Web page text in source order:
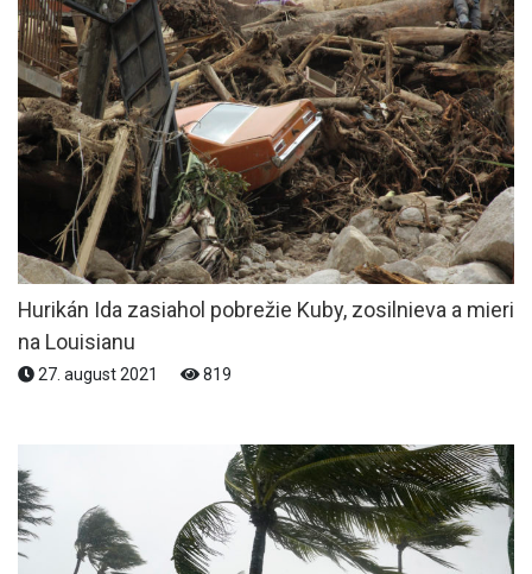
Hurikán Ida zasiahol pobrežie Kuby, zosilnieva a mieri
na Louisianu
27. august 2021 819